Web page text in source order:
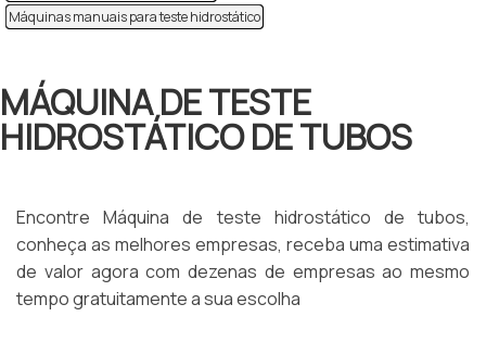
Máquinas manuais para teste hidrostático
MÁQUINA DE TESTE
HIDROSTÁTICO DE TUBOS
Encontre Máquina de teste hidrostático de tubos,
conheça as melhores empresas, receba uma estimativa
de valor agora com dezenas de empresas ao mesmo
tempo gratuitamente a sua escolha